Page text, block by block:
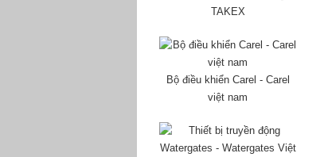
TAKEX
Bộ điều khiển Carel - Carel
việt nam